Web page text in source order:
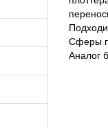
Сферы
Аналог